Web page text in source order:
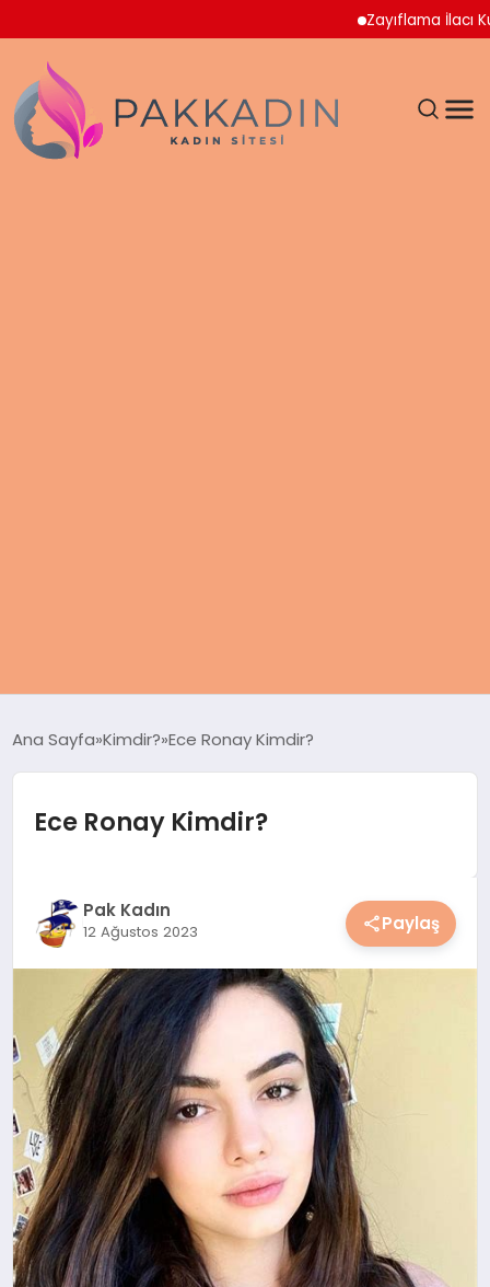
Zayıflama İlacı
KADIN
SAĞLIK
SPOR & FITNESS
YAŞAM
YEMEK
KIMDIR?
HESAPLAMALAR
Ana Sayfa Kimdir? Ece Ronay Kimdir?
Ece Ronay Kimdir?
Pak Kadın
12 Ağustos 2023 Paylaş